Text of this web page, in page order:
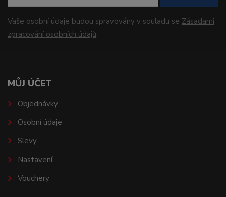
Vaše osobní údaje budou spravovány v souladu se Zásadami
zpracování osobních údajů.
MŮJ ÚČET
Objednávky
Osobní údaje
Slevy
Nastavení
Vouchery